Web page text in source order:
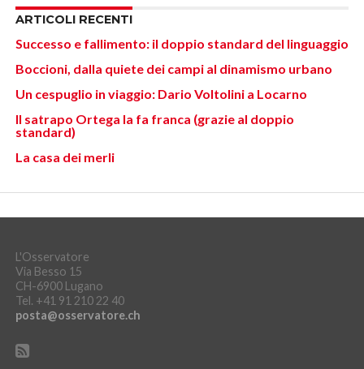
ARTICOLI RECENTI
Successo e fallimento: il doppio standard del linguaggio
Boccioni, dalla quiete dei campi al dinamismo urbano
Un cespuglio in viaggio: Dario Voltolini a Locarno
Il satrapo Ortega la fa franca (grazie al doppio
standard)
La casa dei merli
L'Osservatore
Via Besso 15
CH-6900 Lugano
Tel. +41 91 210 22 40
posta@osservatore.ch